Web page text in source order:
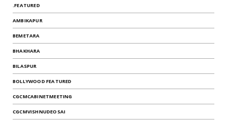
.FEATURED
AMBIKAPUR
BEMETARA
BHAKHARA
BILASPUR
BOLLYWOOD FEATURED
CGCMCABINETMEETING
CGCMVISHNUDEOSAI